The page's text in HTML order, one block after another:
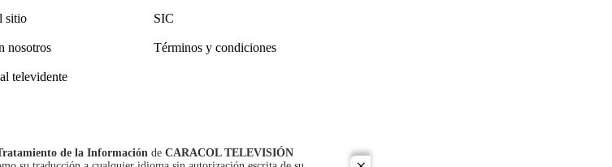
sitio
nosotros
televidente
SIC
Términos y condiciones
de la Información de CARACOL TELEVISIÓN